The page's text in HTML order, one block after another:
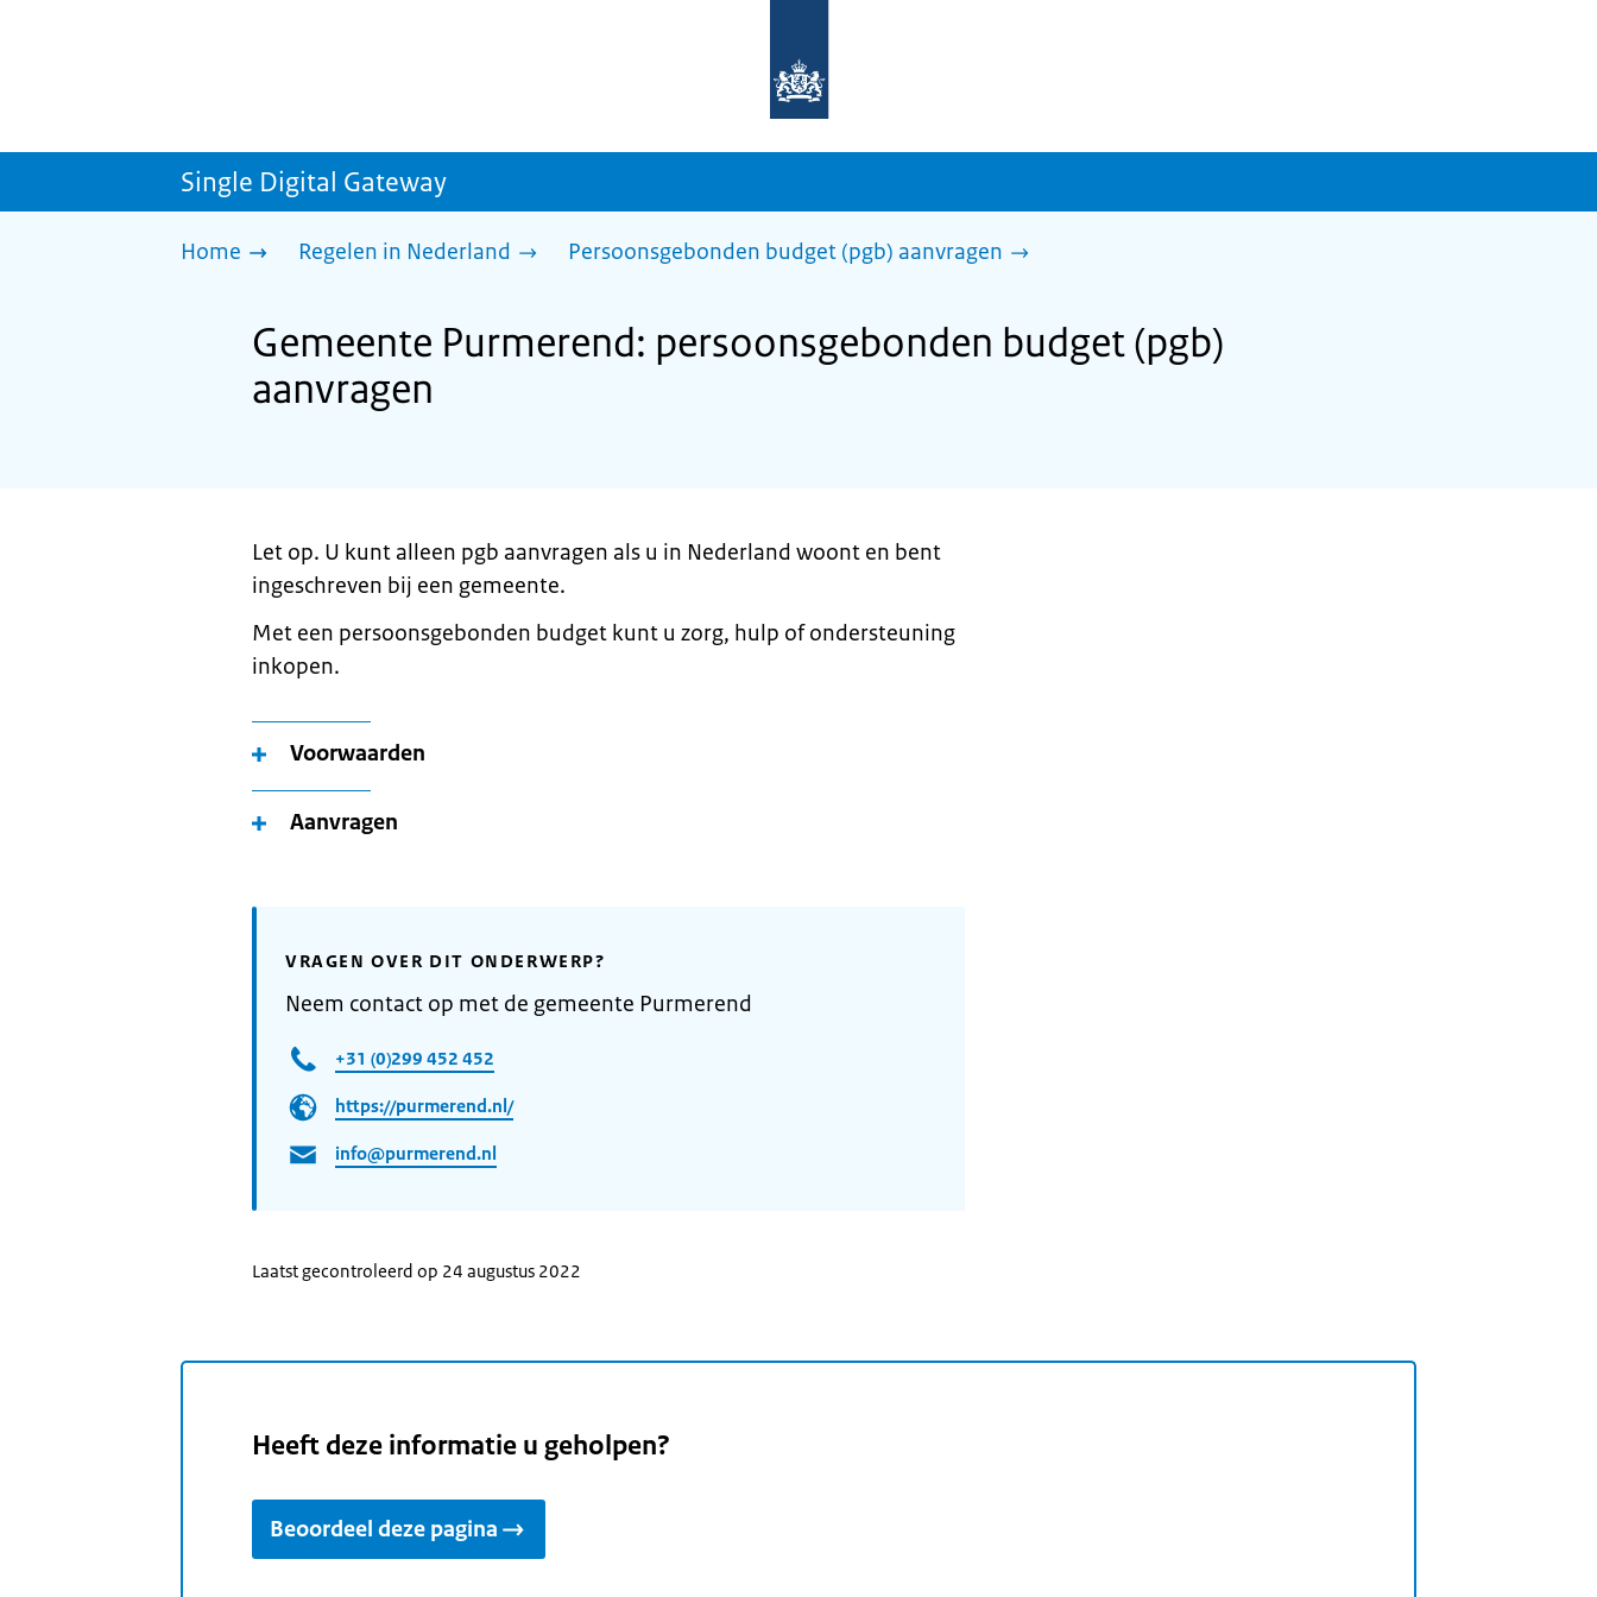
homepage
sdg.rijksoverheid.nl
Single Digital Gateway
Home Regelen in Nederland Persoonsgebonden budget (pgb) aanvragen
Gemeente Purmerend: persoonsgebonden budget (pgb)
aanvragen
Let op. U kunt alleen pgb aanvragen als u in Nederland woont en bent
ingeschreven bij een gemeente.
Met een persoonsgebonden budget kunt u zorg, hulp of ondersteuning
inkopen.
Voorwaarden
Aanvragen
VRAGEN OVER DIT ONDERWERP?
Neem contact op met de gemeente Purmerend
+31 (0)299 452 452
https://purmerend.nl/
info@purmerend.nl
Laatst gecontroleerd op 24 augustus 2022
Heeft deze informatie u geholpen?
Beoordeel deze pagina